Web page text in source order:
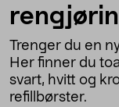
Trenger du en
Her finner du
svart, hvitt og
refillbørster.